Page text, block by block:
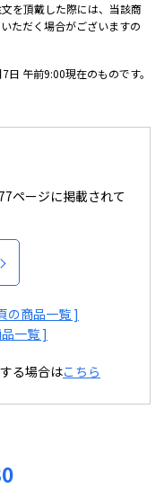
を頂戴した際には、当該商
ただく場合がございますの
午前9:00現在のものです。
ページに掲載されて
の商品一覧 ]
一覧 ]
る場合はこちら